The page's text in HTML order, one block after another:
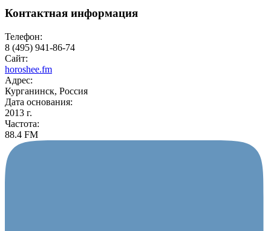
Контактная информация
Телефон:
8 (495) 941-86-74
Сайт:
horoshee.fm
Адрес:
Курганинск, Россия
Дата основания:
2013 г.
Частота:
88.4 FM